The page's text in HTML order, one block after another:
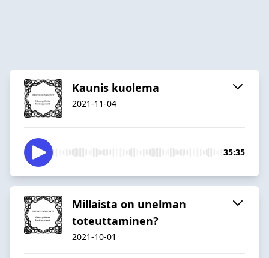
Kaunis kuolema
2021-11-04
35:35
Millaista on unelman
toteuttaminen?
2021-10-01